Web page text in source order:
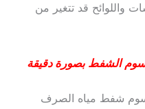
واللوائح قد تتغير من
الشفط بصورة دقيقة
شفط مياه الصرف